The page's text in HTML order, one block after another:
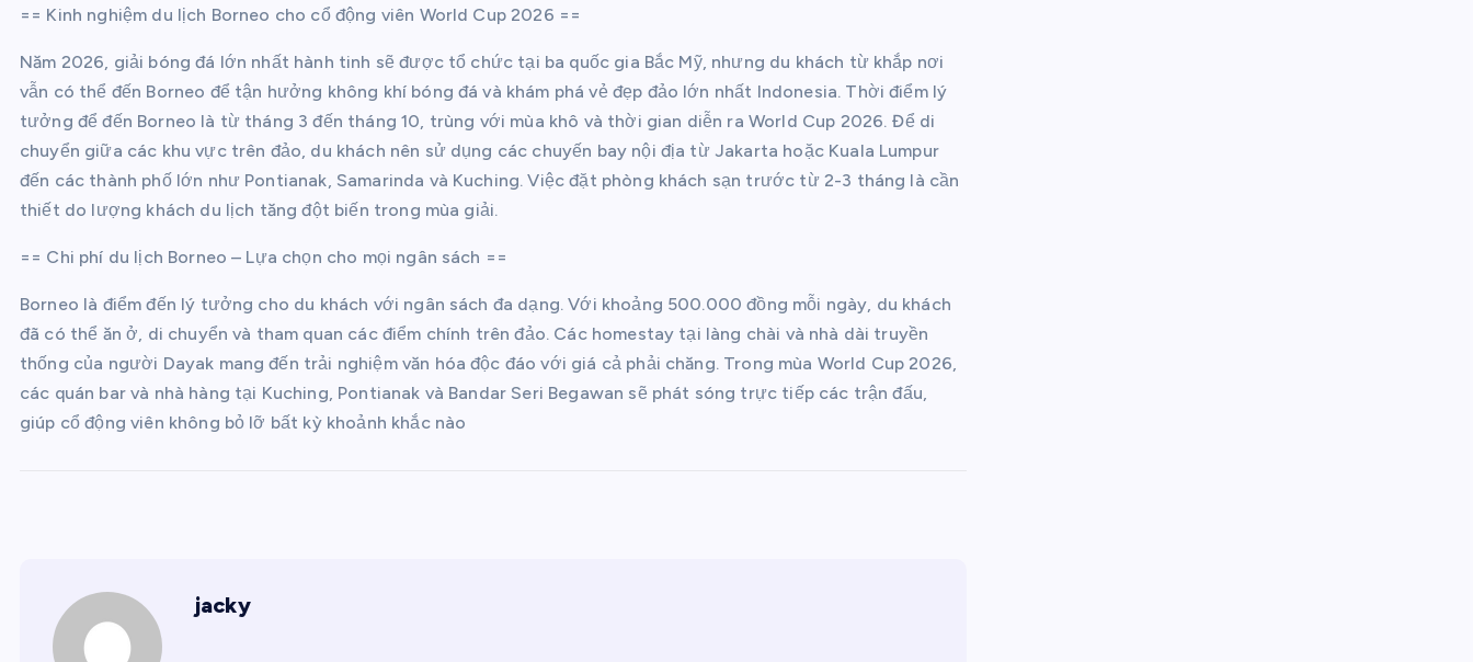
== Kinh nghiệm du lịch Borneo cho cổ động viên World Cup 2026 ==
Năm 2026, giải bóng đá lớn nhất hành tinh sẽ được tổ chức tại ba quốc gia Bắc Mỹ, nhưng du khách từ khắp nơi
vẫn có thể đến Borneo để tận hưởng không khí bóng đá và khám phá vẻ đẹp đảo lớn nhất Indonesia. Thời điểm lý
tưởng để đến Borneo là từ tháng 3 đến tháng 10, trùng với mùa khô và thời gian diễn ra World Cup 2026. Để di
chuyển giữa các khu vực trên đảo, du khách nên sử dụng các chuyến bay nội địa từ Jakarta hoặc Kuala Lumpur
đến các thành phố lớn như Pontianak, Samarinda và Kuching. Việc đặt phòng khách sạn trước từ 2-3 tháng là cần
thiết do lượng khách du lịch tăng đột biến trong mùa giải.
== Chi phí du lịch Borneo – Lựa chọn cho mọi ngân sách ==
Borneo là điểm đến lý tưởng cho du khách với ngân sách đa dạng. Với khoảng 500.000 đồng mỗi ngày, du khách
đã có thể ăn ở, di chuyển và tham quan các điểm chính trên đảo. Các homestay tại làng chài và nhà dài truyền
thống của người Dayak mang đến trải nghiệm văn hóa độc đáo với giá cả phải chăng. Trong mùa World Cup 2026,
các quán bar và nhà hàng tại Kuching, Pontianak và Bandar Seri Begawan sẽ phát sóng trực tiếp các trận đấu,
giúp cổ động viên không bỏ lỡ bất kỳ khoảnh khắc nào
jacky